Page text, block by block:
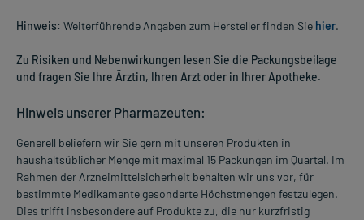
Hinweis: Weiterführende Angaben zum Hersteller finden Sie hier.
Zu Risiken und Nebenwirkungen lesen Sie die Packungsbeilage
und fragen Sie Ihre Ärztin, Ihren Arzt oder in Ihrer Apotheke.
Hinweis unserer Pharmazeuten:
Generell beliefern wir Sie gern mit unseren Produkten in
haushaltsüblicher Menge mit maximal 15 Packungen im Quartal. Im
Rahmen der Arzneimittelsicherheit behalten wir uns vor, für
bestimmte Medikamente gesonderte Höchstmengen festzulegen.
Dies trifft insbesondere auf Produkte zu, die nur kurzfristig